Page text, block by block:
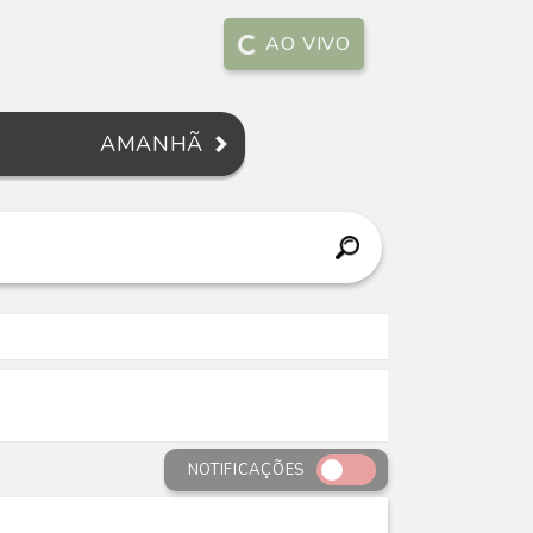
AO VIVO
AMANHÃ
NOTIFICAÇÕES